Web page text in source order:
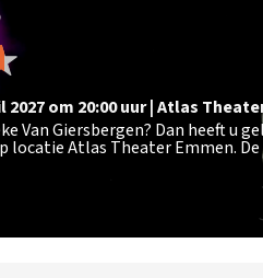
2027 om 20:00uur|Atlas
Van Giersbergen? Dan heeft u
locatie Atlas Theater Emmen.